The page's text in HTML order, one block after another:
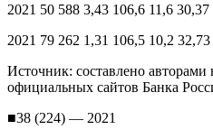
2021 50 588 3,43 106,6 11,6
2021 79 262 1,31 106,5 10,2
Источник: составлено
официальных сайтов Банка
■38 (224) — 2021